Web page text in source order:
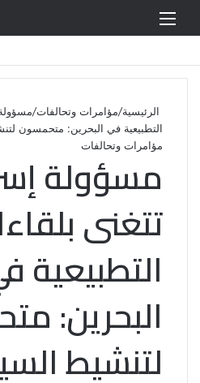
الرئيسية/مؤامرات وتحالفات/مسؤولة
التطبيعية في البحرين: متحمسون
مؤامرات وتحالفات
مسؤولة
تتغنى
التطبيعية
البحرين:
لتنشيط